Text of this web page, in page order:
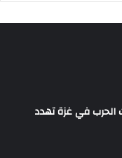
الحرب في غزة تهدد